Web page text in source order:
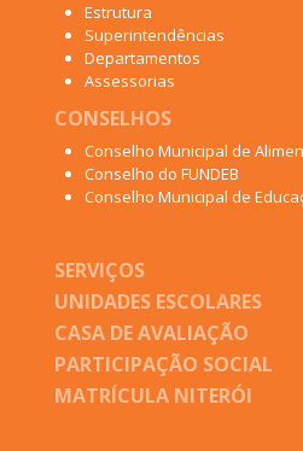
Estrutura
Superintendências
Departamentos
Assessorias
CONSELHOS
Conselho Municipal de
Conselho do FUNDEB
Conselho Municipal de
SERVIÇOS
UNIDADES ESCOLARES
CASA DE AVALIAÇÃO
PARTICIPAÇÃO SOCIAL
MATRÍCULA NITERÓI